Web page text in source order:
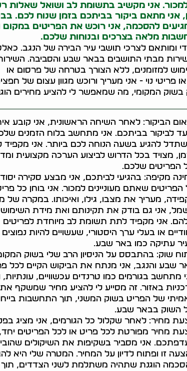
אני מקשיב בתשומת לב ושואל שאלות
מתאם ביקור בביתכם בזמן שנוח לכם.
להסכמה, אני רוכש את הפריטים במקום
מלאה בצרכים ובנוחות שלכם.
ומותאם לצרכי תושבי עיר הבירה של הנגב.
מבתי התושבים בבאר שבע והסביבה.
למזומנים, ללא הצורך בטרחה של פרסום או
נוי - אני מעריך ורוכש מגוון עצום של
בשוק המקומי, מה שמאפשר לי להציע מחירים
הביקור: לאחר השיחה הראשונית, אני קובע
לביקור בביתכם. אני מתחשב בלוח הזמנים
להגיע בשעה הנוחה לכם ביותר. אני מקפיד
מצויד בכל הדרוש לביצוע הערכה מקצועית
הפריטים שלכם.
מקיפה: בהגיעי לביתכם, אני מבצע סקירה
הפריטים שאתם מעוניינים למכור. אני בוחן כל
מעריך את מצבו, גילו, ואיכותו. במקרה של
אני גם בודק את תקינותם ואת מידת
אני מקפיד לתת תשומת לב מיוחדת לפריטים
או בעלי ערך היסטורי, שעשויים להיות נפוצים
עתיקה כמו באר שבע.
שוק: בהתבסס על הניסיון הרב שלי בשוק
שבע והנגב, אני מנתח את הביקוש הקיים לכל
מתחשב בגורמים כמו טרנדים עכשוויים, עונתיות,
באזור. זה מסייע לי להציע מחיר שמשקף
של הפריט בשוק המשני, תוך התחשבות
השוק בבאר שבע.
מחיר: לאחר שקלול כל הגורמים, אני מציג
מחיר מפורטת לכל פריט או לכל הפריטים יחד,
אני מסביר בשקיפות את השיקולים
זו ופתוח לדיון על המחיר. המטרה שלי היא
הוגנת שתהיה משתלמת לשני הצדדים,